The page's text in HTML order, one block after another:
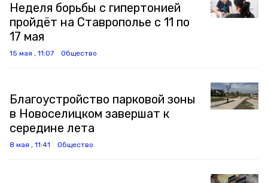
Неделя борьбы с гипертонией
пройдёт на Ставрополье с 11 по
17 мая
15 мая , 11:07 Общество
Благоустройство парковой зоны
в Новоселицком завершат к
середине лета
8 мая , 11:41 Общество